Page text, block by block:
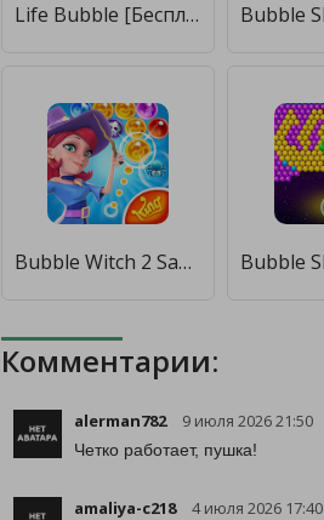
Life Bubble [Бесплатные покупки]
Bubble Witch 2 Saga [Бесплатные покупки]
Комментарии:
alerman782 9 июля 2026 21:50
Четко работает, пушка!
amaliya-c218 4 июля 2026 17:40